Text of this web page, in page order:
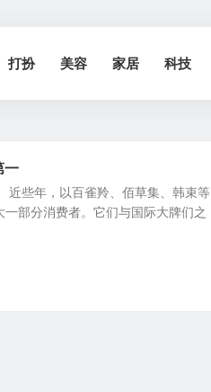
打扮 美容 家居 科技
一
近些年，以百雀羚、佰草集、韩束等
部分消费者。它们与国际大牌们之